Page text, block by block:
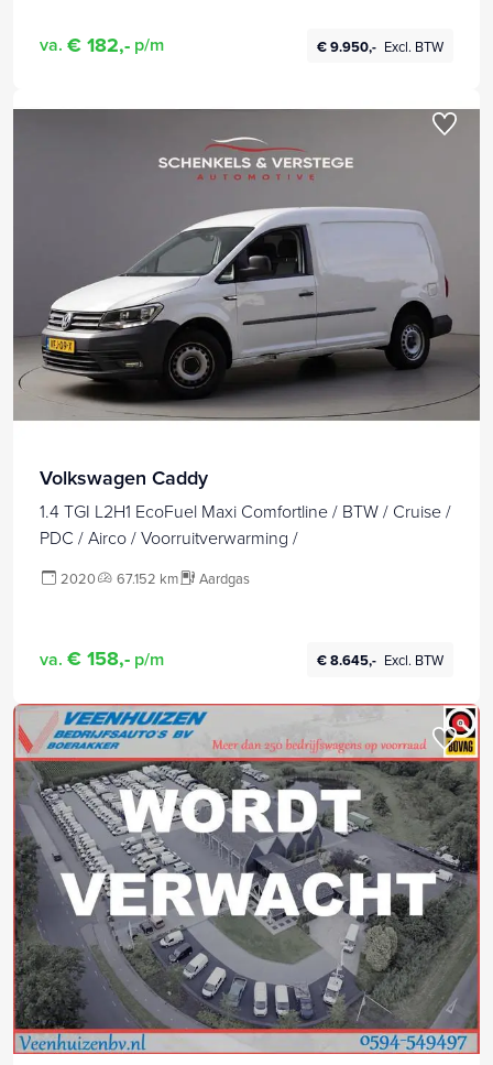
va. € 182,- p/m € 9.950,- Excl. BTW
Volkswagen Caddy
1.4 TGI L2H1 EcoFuel Maxi Comfortline / BTW / Cruise /
PDC / Airco / Voorruitverwarming /
2020 67.152 km Aardgas
va. € 158,- p/m € 8.645,- Excl. BTW